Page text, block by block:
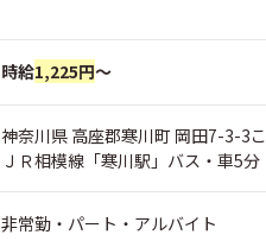
時給1,225円～
神奈川県 高座郡寒川町 岡田7-3-3
ＪＲ相模線「寒川駅」バス・車5分
非常勤・パート・アルバイト